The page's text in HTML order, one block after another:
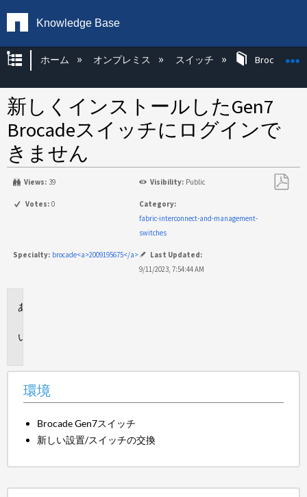
Knowledge Base
グローバル階層を展開/折りたたむ
ホーム オンプレミス スイッチ Brocade KB
新しくインストールしたGen7
Brocadeスイッチにログインで
きません
Views: 39 Visibility: Public
Votes: 0
Category:
fabric-interconnect-and-management-
switches
Specialty: brocade<a>2009195675</a>
Last Updated:
9/11/2023, 7:54:44 AM
環境
Brocade Gen7スイッチ
新しい設置/スイッチの交換